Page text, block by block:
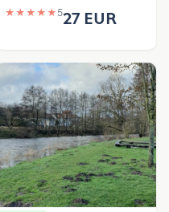
★ ★ ★ ★ ★527 EUR